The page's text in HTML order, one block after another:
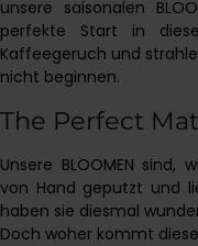
unsere saisonalen
perfekte Start in
Kaffeegeruch und
nicht beginnen.
The Perfect
Unsere BLOOMEN
von Hand geputzt und
haben sie diesmal
Doch woher kommt